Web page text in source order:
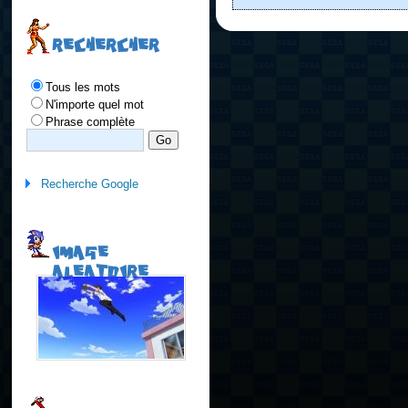
RECHERCHER
Tous les mots
N'importe quel mot
Phrase complète
Recherche Google
IMAGE
ALEATOIRE